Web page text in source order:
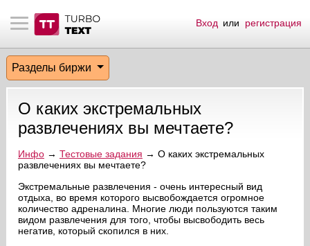
материалы
биржи
эфир
на сайте
пользователей
сообщения
по форуму
Вход или регистрация
Разделы биржи
О каких экстремальных
развлечениях вы мечтаете?
Инфо→ Тестовые задания → О каких экстремальных
развлечениях вы мечтаете?
Экстремальные развлечения - очень интересный вид
отдыха, во время которого высвобождается огромное
количество адреналина. Многие люди пользуются таким
видом развлечения для того, чтобы высвободить весь
негатив, который скопился в них.